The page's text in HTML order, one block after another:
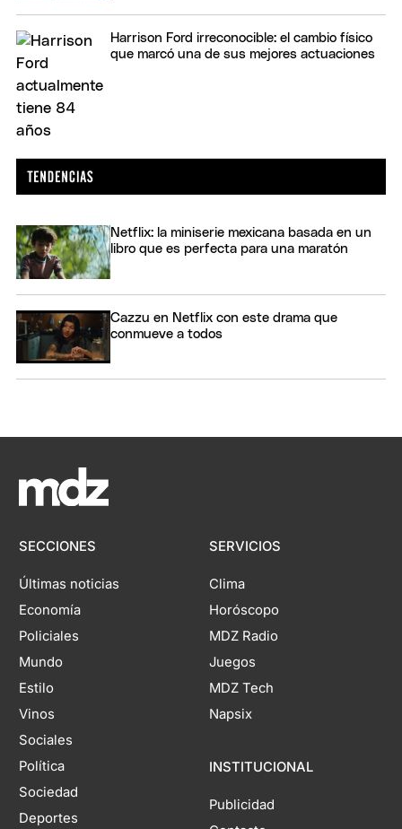
Harrison Ford irreconocible: el cambio físico
que marcó una de sus mejores actuaciones
Netflix: la miniserie mexicana basada en un
libro que es perfecta para una maratón
Cazzu en Netflix con este drama que
conmueve a todos
SECCIONES
Últimas noticias
Economía
Policiales
Mundo
Estilo
Vinos
Sociales
Política
Sociedad
Deportes
SERVICIOS
Clima
Horóscopo
MDZ Radio
Juegos
MDZ Tech
Napsix
INSTITUCIONAL
Publicidad